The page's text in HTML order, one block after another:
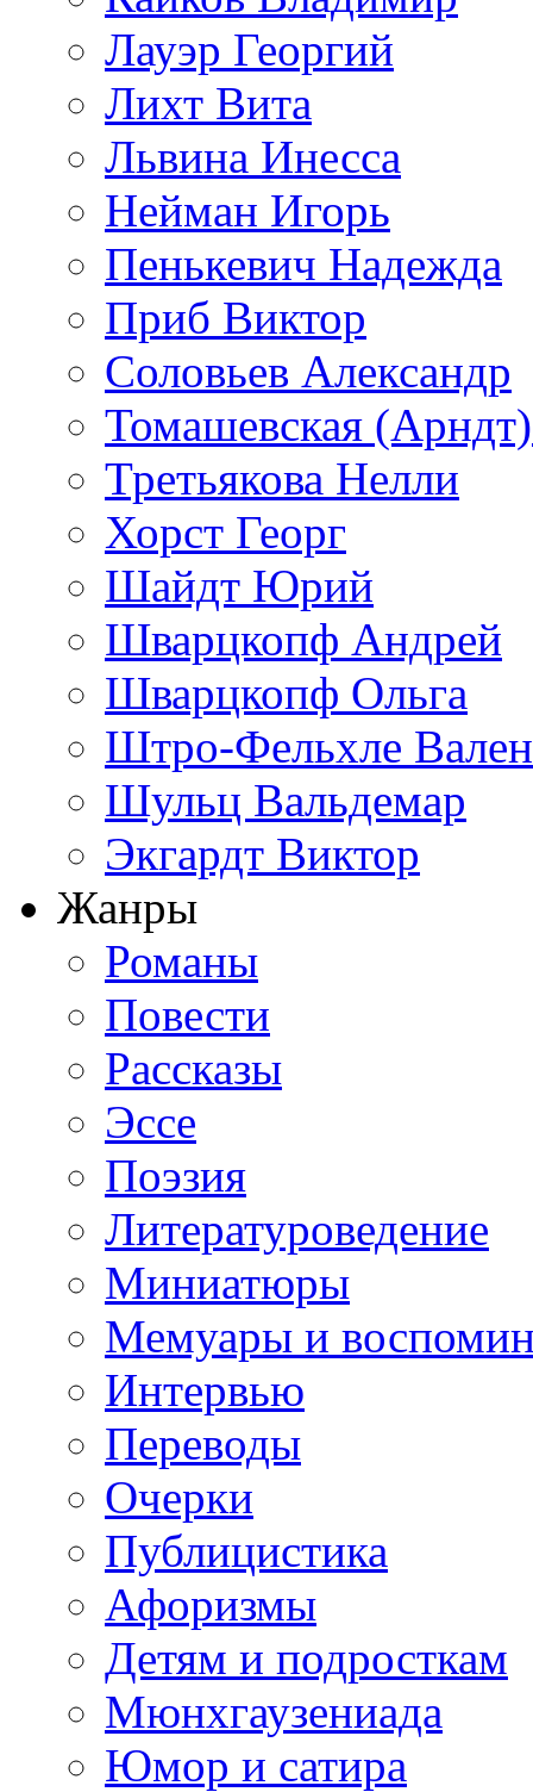
Лауэр Георгий
Лихт Вита
Львина Инесса
Нейман Игорь
Пенькевич Надежда
Приб Виктор
Соловьев Александр
Томашевская
Третьякова Нелли
Хорст Георг
Шайдт Юрий
Шварцкопф Андрей
Шварцкопф Ольга
Штро-Фельхле
Шульц Вальдемар
Экгардт Виктор
Жанры
Романы
Повести
Рассказы
Эссе
Поэзия
Литературоведение
Миниатюры
Мемуары и
Интервью
Переводы
Очерки
Публицистика
Афоризмы
Детям и подросткам
Мюнхгаузениада
Юмор и сатира